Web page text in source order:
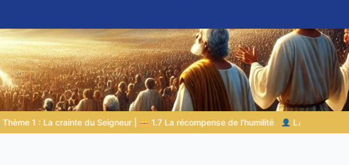
La récompense de l’humilité LA PERSONNE BIBLIQUE DU JOUR | 04.08.2026 |